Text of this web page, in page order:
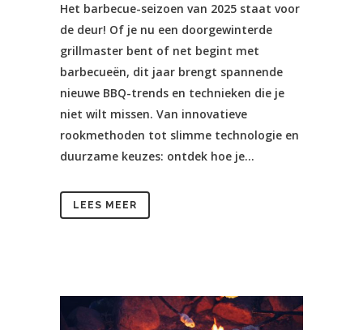
Het barbecue-seizoen van 2025 staat voor
de deur! Of je nu een doorgewinterde
grillmaster bent of net begint met
barbecueën, dit jaar brengt spannende
nieuwe BBQ-trends en technieken die je
niet wilt missen. Van innovatieve
rookmethoden tot slimme technologie en
duurzame keuzes: ontdek hoe je...
LEES MEER